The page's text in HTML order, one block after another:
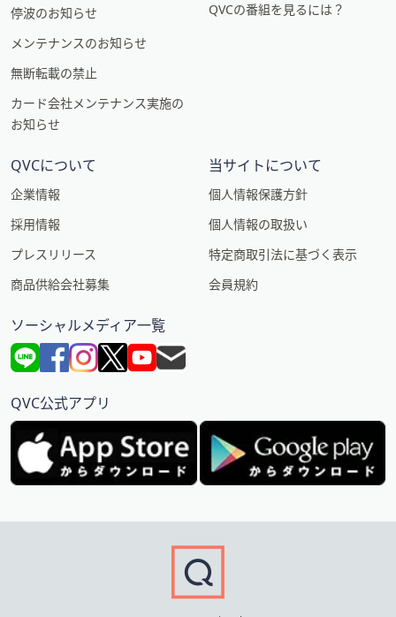
停波のお知らせ
メンテナンスのお知らせ
無断転載の禁止
カード会社メンテナンス実施の
お知らせ
QVCの番組を見るには？
QVCについて
企業情報
採用情報
プレスリリース
商品供給会社募集
当サイトについて
個人情報保護方針
個人情報の取扱い
特定商取引法に基づく表示
会員規約
ソーシャルメディア一覧
QVC公式アプリ